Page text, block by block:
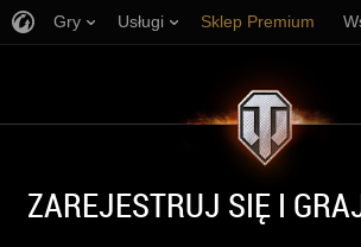
Gry Usługi Sklep Premium
ZAREJESTRUJ SIĘ I